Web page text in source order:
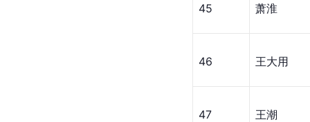
45 萧淮
46 王大用
47 王潮